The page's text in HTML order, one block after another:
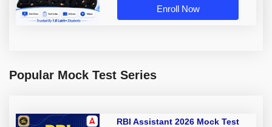
Enroll Now
Popular Mock Test Series
RBI Assistant 2026 Mock Test